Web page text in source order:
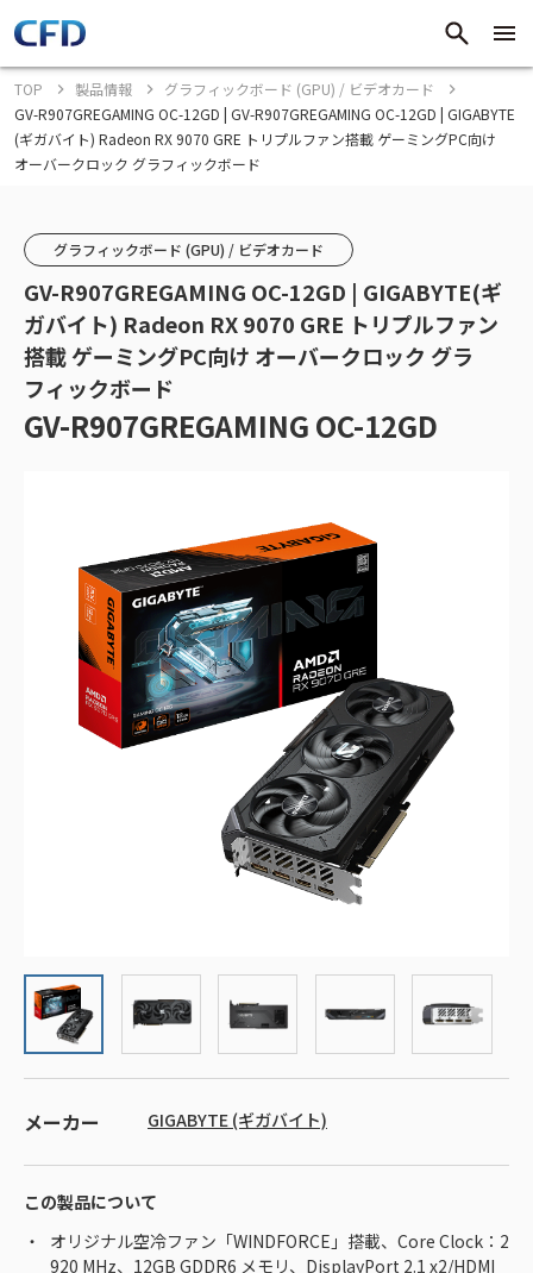
TOP 製品情報
グラフィックボード (GPU) / ビデオカード
GV-R907GREGAMING OC-12GD | GV-R907GREGAMING OC-12GD | GIGABYTE
(ギガバイト) Radeon RX 9070 GRE トリプルファン搭載 ゲーミングPC向け
オーバークロック グラフィックボード
グラフィックボード (GPU) / ビデオカード
GV-R907GREGAMING OC-12GD | GIGABYTE(ギ
ガバイト) Radeon RX 9070 GRE トリプルファン
搭載 ゲーミングPC向け オーバークロック グラ
フィックボード
GV-R907GREGAMING OC-12GD
メーカー GIGABYTE (ギガバイト)
この製品について
オリジナル空冷ファン「WINDFORCE」搭載、Core Clock：2
920 MHz、12GB GDDR6 メモリ、DisplayPort 2.1 x2/HDMI